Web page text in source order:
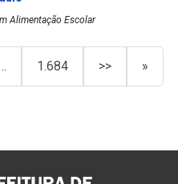
Alimentação Escolar
1.684 >> »